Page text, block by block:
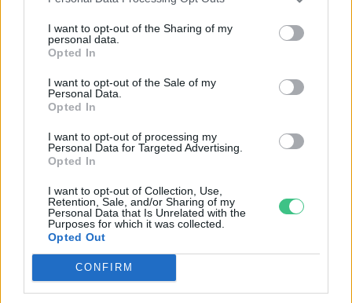
I want to opt-out of the Sharing of my
personal data.
Opted In
I want to opt-out of the Sale of my
Personal Data.
Opted In
I want to opt-out of processing my
Personal Data for Targeted Advertising.
Opted In
I want to opt-out of Collection, Use,
Retention, Sale, and/or Sharing of my
Personal Data that Is Unrelated with the
Purposes for which it was collected.
Opted Out
CONFIRM
A régi gyümölcsfák őrzője